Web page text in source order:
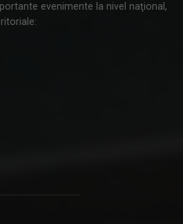
care au ...
evenimente la nivel naţional,